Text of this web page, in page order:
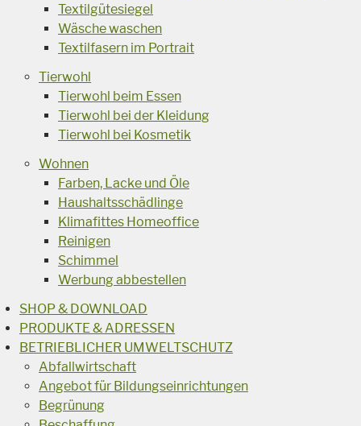
Textilgütesiegel
Wäsche waschen
Textilfasern im Portrait
Tierwohl
Tierwohl beim Essen
Tierwohl bei der Kleidung
Tierwohl bei Kosmetik
Wohnen
Farben, Lacke und Öle
Haushaltsschädlinge
Klimafittes Homeoffice
Reinigen
Schimmel
Werbung abbestellen
SHOP & DOWNLOAD
PRODUKTE & ADRESSEN
BETRIEBLICHER UMWELTSCHUTZ
Abfallwirtschaft
Angebot für Bildungseinrichtungen
Begrünung